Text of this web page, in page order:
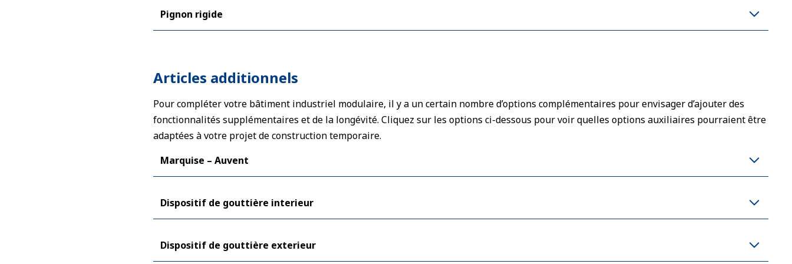
Pignon rigide
Articles additionnels
Pour compléter votre bâtiment industriel modulaire, il y a un certain nombre d’options complémentaires pour envisager d’ajouter des
fonctionnalités supplémentaires et de la longévité. Cliquez sur les options ci-dessous pour voir quelles options auxiliaires pourraient être
adaptées à votre projet de construction temporaire.
Marquise – Auvent
Dispositif de gouttière interieur
Dispositif de gouttière exterieur